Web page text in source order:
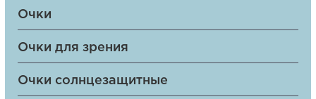
Очки
Очки для зрения
Очки солнцезащитные